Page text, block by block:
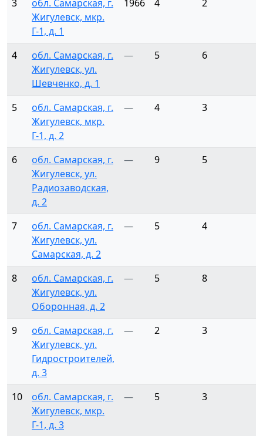
3
обл. Самарская, г.
Жигулевск, мкр.
Г-1, д. 1
1966 4 2
4
обл. Самарская, г.
Жигулевск, ул.
Шевченко, д. 1
— 5 6
5
обл. Самарская, г.
Жигулевск, мкр.
Г-1, д. 2
— 4 3
6
обл. Самарская, г.
Жигулевск, ул.
Радиозаводская,
д. 2
— 9 5
7
обл. Самарская, г.
Жигулевск, ул.
Самарская, д. 2
— 5 4
8
обл. Самарская, г.
Жигулевск, ул.
Оборонная, д. 2
— 5 8
9
обл. Самарская, г.
Жигулевск, ул.
Гидростроителей,
д. 3
— 2 3
10
обл. Самарская, г.
Жигулевск, мкр.
Г-1, д. 3
— 5 3